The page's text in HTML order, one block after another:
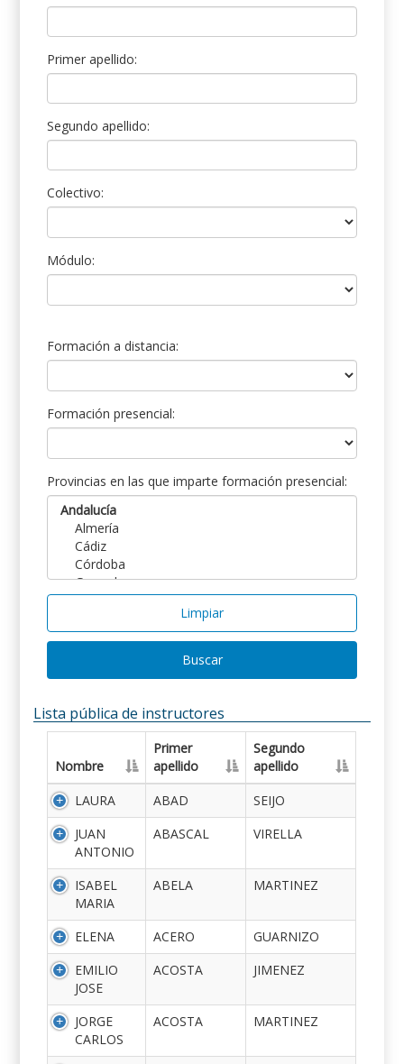
Primer apellido:
Segundo apellido:
Colectivo:
Módulo:
Formación a distancia:
Formación presencial:
Provincias en las que imparte formación presencial:
Limpiar
Buscar
Lista pública de instructores
Nombre
Primer
apellido
Segundo
apellido
LAURA
ABAD
SEIJO
JUAN
ANTONIO
ABASCAL VIRELLA
ISABEL
MARIA
ABELA MARTINEZ
ELENA ACERO
GUARNIZO
EMILIO
JOSE
ACOSTA JIMENEZ
JORGE
CARLOS
ACOSTA MARTINEZ